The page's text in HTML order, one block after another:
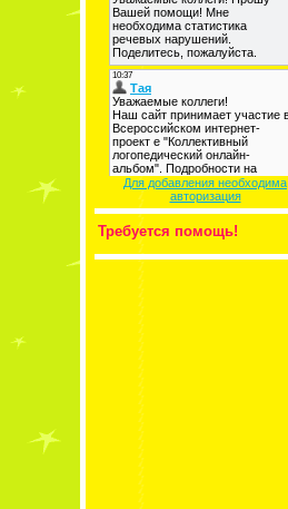
Для добавления необходима
авторизация
Требуется помощь!